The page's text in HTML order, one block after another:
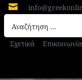

Σχετικά Επικοινωνία